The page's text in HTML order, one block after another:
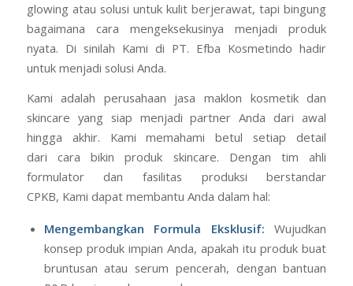
glowing atau solusi untuk kulit berjerawat, tapi bingung
bagaimana cara mengeksekusinya menjadi produk
nyata. Di sinilah Kami di PT. Efba Kosmetindo hadir
untuk menjadi solusi Anda.
Kami adalah perusahaan jasa maklon kosmetik dan
skincare yang siap menjadi partner Anda dari awal
hingga akhir. Kami memahami betul setiap detail
dari cara bikin produk skincare. Dengan tim ahli
formulator dan fasilitas produksi berstandar
CPKB, Kami dapat membantu Anda dalam hal:
Mengembangkan Formula Eksklusif: Wujudkan
konsep produk impian Anda, apakah itu produk buat
bruntusan atau serum pencerah, dengan bantuan